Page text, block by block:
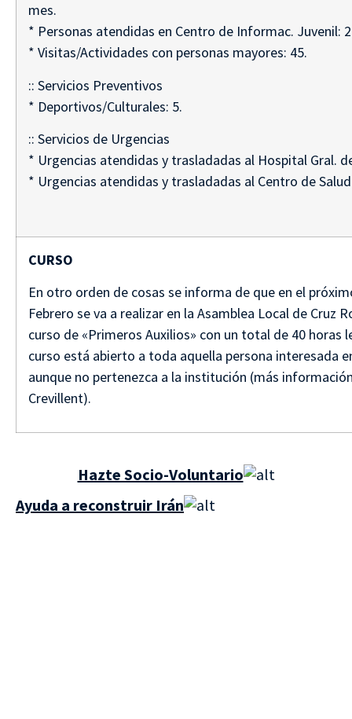
mes.
* Personas atendidas en Centro de Informac. Juvenil:
* Visitas/Actividades con personas mayores: 45.
:: Servicios Preventivos
* Deportivos/Culturales: 5.
:: Servicios de Urgencias
* Urgencias atendidas y trasladadas al Hospital Gral.
* Urgencias atendidas y trasladadas al Centro de
CURSO
En otro orden de cosas se informa de que en el
Febrero se va a realizar en la Asamblea Local de Cruz
curso de «Primeros Auxilios» con un total de 40 horas
curso está abierto a toda aquella persona interesada
aunque no pertenezca a la institución (más
Crevillent).
Hazte Socio-Voluntario
Ayuda a reconstruir Irán